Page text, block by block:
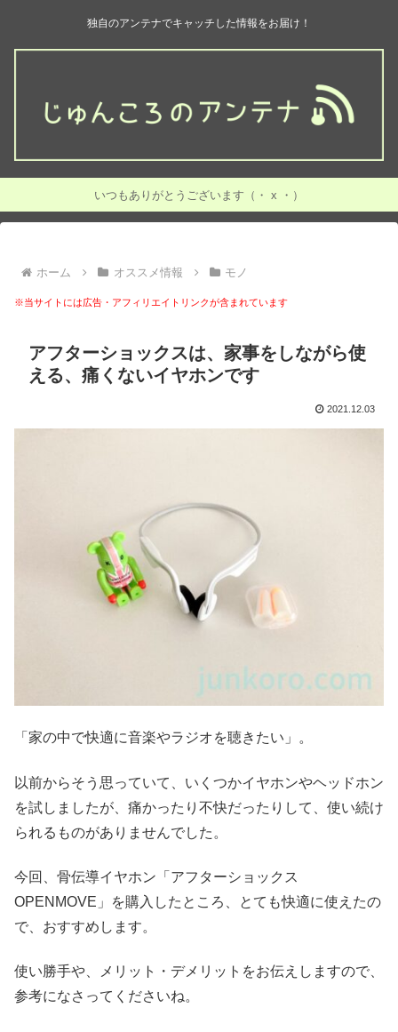
独自のアンテナでキャッチした情報をお届け！
いつもありがとうございます（・ x ・）
ホーム オススメ情報 モノ
※当サイトには広告・アフィリエイトリンクが含まれています
アフターショックスは、家事をしながら使
える、痛くないイヤホンです
2021.12.03
「家の中で快適に音楽やラジオを聴きたい」。
以前からそう思っていて、いくつかイヤホンやヘッドホン
を試しましたが、痛かったり不快だったりして、使い続け
られるものがありませんでした。
今回、骨伝導イヤホン「アフターショックス
OPENMOVE」を購入したところ、とても快適に使えたの
で、おすすめします。
使い勝手や、メリット・デメリットをお伝えしますので、
参考になさってくださいね。